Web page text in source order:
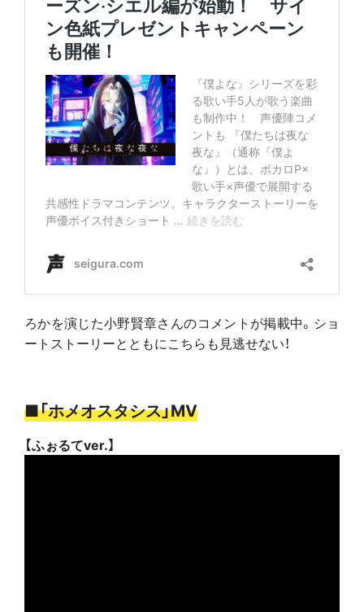
ろかを演じた小野賢章さんのコメントが掲載中。ショ
ートストーリーとともにこちらも見逃せない！
■「ホメオスタシス」MV
【ふぉるてver.】